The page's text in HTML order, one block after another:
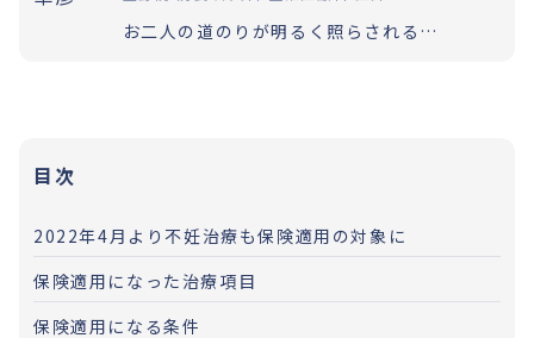
お二人の道のりが明るく照らされるよう「理解」と「納得」の上で選択いただく過程を大切にしています。エビデンスに基づいた高水準の医療提供により「幸せな家族計画の実現」をお手伝いさせていただきます。
目次
2022年4月より不妊治療も保険適用の対象に
保険適用になった治療項目
保険適用になる条件